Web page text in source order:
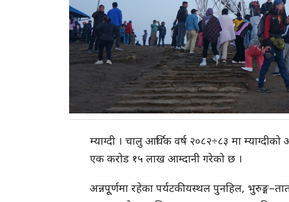
म्याग्दी । चालु आर्थिक वर्ष २०८२÷८३ मा
एक करोड १५ लाख आम्दानी गरेको छ ।
अन्नपूूर्णमा रहेका पर्यटकीयस्थल पुनहिल,